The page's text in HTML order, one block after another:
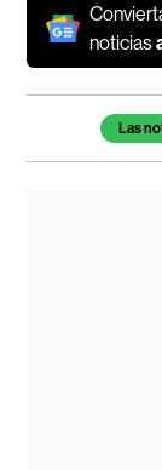
noticias
Temas de
Las